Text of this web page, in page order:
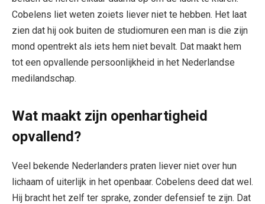
Cobelens liet weten zoiets liever niet te hebben. Het laat
zien dat hij ook buiten de studiomuren een man is die zijn
mond opentrekt als iets hem niet bevalt. Dat maakt hem
tot een opvallende persoonlijkheid in het Nederlandse
medilandschap.
Wat maakt zijn openhartigheid
opvallend?
Veel bekende Nederlanders praten liever niet over hun
lichaam of uiterlijk in het openbaar. Cobelens deed dat wel.
Hij bracht het zelf ter sprake, zonder defensief te zijn. Dat